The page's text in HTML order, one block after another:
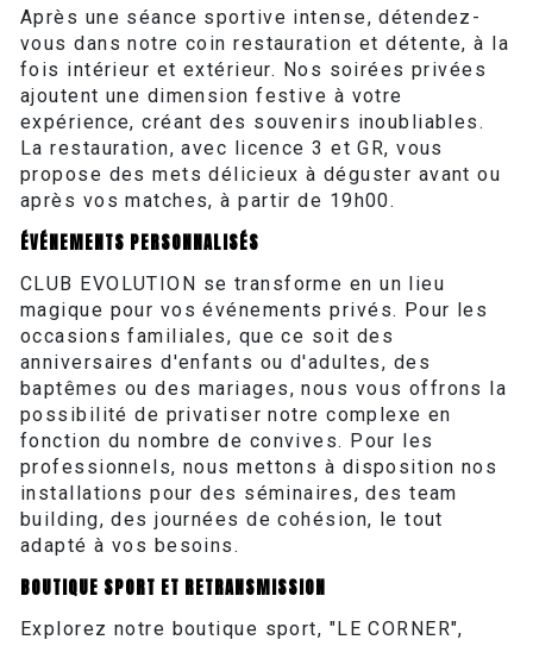
Après une séance sportive intense, détendez-
vous dans notre coin restauration et détente, à la
fois intérieur et extérieur. Nos soirées privées
ajoutent une dimension festive à votre
expérience, créant des souvenirs inoubliables.
La restauration, avec licence 3 et GR, vous
propose des mets délicieux à déguster avant ou
après vos matches, à partir de 19h00.
ÉVÉNEMENTS PERSONNALISÉS
CLUB EVOLUTION se transforme en un lieu
magique pour vos événements privés. Pour les
occasions familiales, que ce soit des
anniversaires d'enfants ou d'adultes, des
baptêmes ou des mariages, nous vous offrons la
possibilité de privatiser notre complexe en
fonction du nombre de convives. Pour les
professionnels, nous mettons à disposition nos
installations pour des séminaires, des team
building, des journées de cohésion, le tout
adapté à vos besoins.
BOUTIQUE SPORT ET RETRANSMISSION
Explorez notre boutique sport, "LE CORNER",